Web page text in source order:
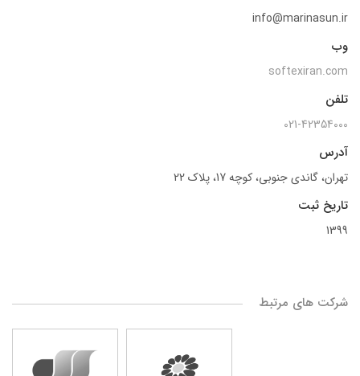
info@marinasun.ir
وب
softexiran.com
تلفن
021-42354000
آدرس
تهران، گاندی جنوبی، کوچه 17، پلاک 22
تاریخ ثبت
1399
شرکت های مرتبط